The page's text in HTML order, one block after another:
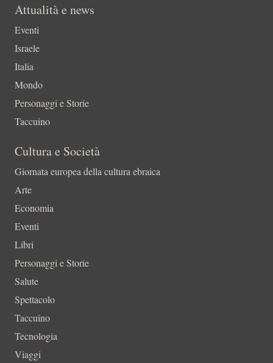
Attualità e news
Eventi
Israele
Italia
Mondo
Personaggi e Storie
Taccuino
Cultura e Società
Giornata europea della cultura ebraica
Arte
Economia
Eventi
Libri
Personaggi e Storie
Salute
Spettacolo
Taccuino
Tecnologia
Viaggi